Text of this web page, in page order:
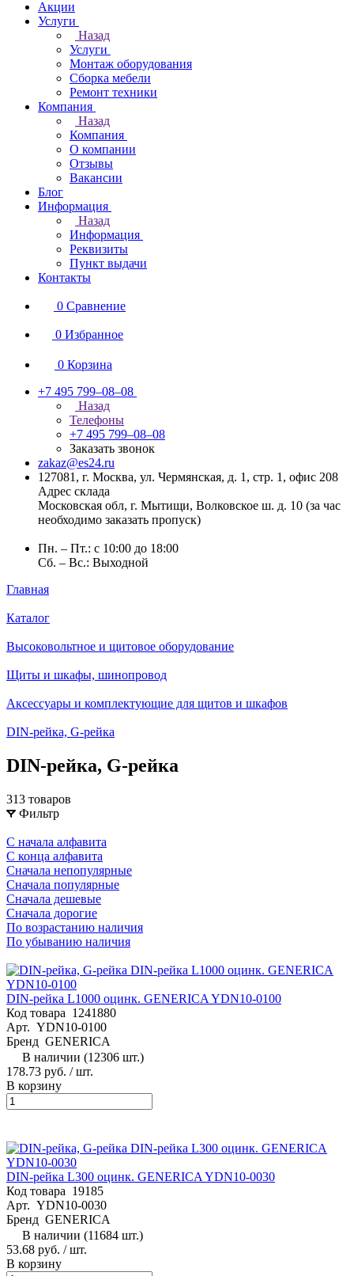
Акции
Услуги
Назад
Услуги
Монтаж оборудования
Сборка мебели
Ремонт техники
Компания
Назад
Компания
О компании
Отзывы
Вакансии
Блог
Информация
Назад
Информация
Реквизиты
Пункт выдачи
Контакты
0 Сравнение
0 Избранное
0 Корзина
+7 495 799–08–08
Назад
Телефоны
+7 495 799–08–08
Заказать звонок
zakaz@es24.ru
127081, г. Москва, ул. Чермянская, д. 1, стр. 1, офис 208
Адрес склада
Московская обл, г. Мытищи, Волковское ш. д. 10 (за час
необходимо заказать пропуск)
Пн. – Пт.: с 10:00 до 18:00
Сб. – Вс.: Выходной
Главная
Каталог
Высоковольтное и щитовое оборудование
Щиты и шкафы, шинопровод
Аксессуары и комплектующие для щитов и шкафов
DIN-рейка, G-рейка
DIN-рейка, G-рейка
313 товаров
Фильтр
С начала алфавита
С конца алфавита
Сначала непопулярные
Сначала популярные
Сначала дешевые
Сначала дорогие
По возрастанию наличия
По убыванию наличия
DIN-рейка L1000 оцинк. GENERICA YDN10-0100
Код товара 1241880
Арт. YDN10-0100
Бренд GENERICA
В наличии (12306 шт.)
178.73 руб. / шт.
В корзину
DIN-рейка L300 оцинк. GENERICA YDN10-0030
Код товара 19185
Арт. YDN10-0030
Бренд GENERICA
В наличии (11684 шт.)
53.68 руб. / шт.
В корзину